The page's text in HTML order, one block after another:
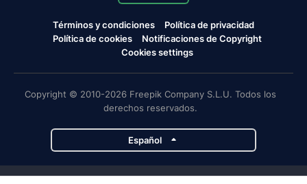
Términos y condiciones
Política de privacidad
Política de cookies
Notificaciones de Copyright
Cookies settings
Copyright © 2010-2026 Freepik Company S.L.U. Todos los
derechos reservados.
Español